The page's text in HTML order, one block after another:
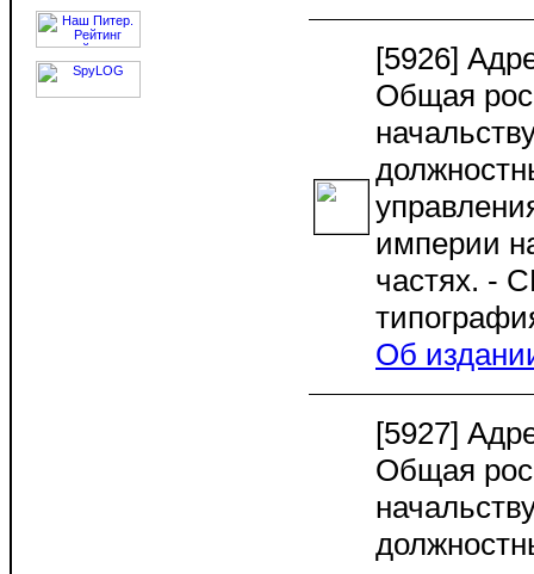
[5926]
Общая
империи
частях. -
Об
[5927]
Общая